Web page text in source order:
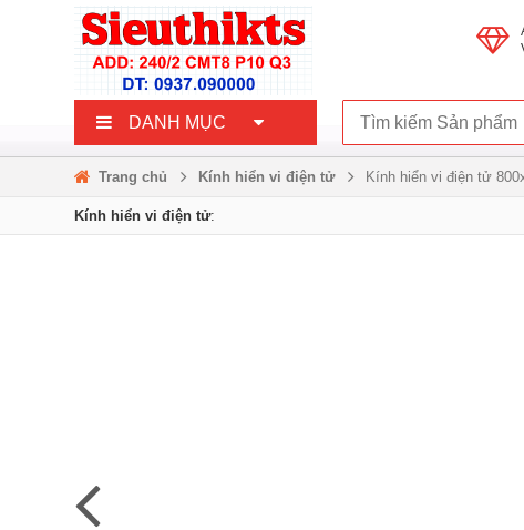
DANH MỤC
Trang chủ Kính hiển vi điện tử Kính hiển vi điện tử
Kính hiển vi điện tử: